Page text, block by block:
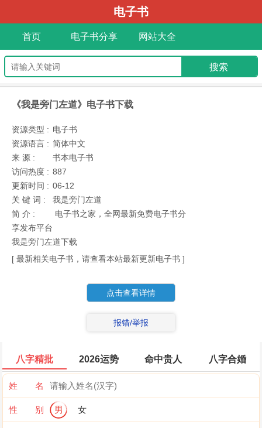
电子书
首页 电子书分享 网站大全
《我是旁门左道》电子书下载
资源类型 : 电子书
资源语言 : 简体中文
来 源 :
书本电子书
访问热度 : 887
更新时间 : 06-12
关 键 词 :
我是旁门左道
简 介 :
电子书之家，全网最新免费电子书分
享发布平台
我是旁门左道下载
[ 最新相关电子书，请查看本站最新更新电子书 ]
点击查看详情
报错/举报
八字精批 2026运势 命中贵人 八字合婚
姓 名
性 别 男 女